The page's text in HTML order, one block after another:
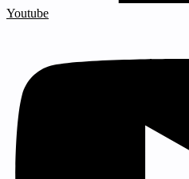
Youtube